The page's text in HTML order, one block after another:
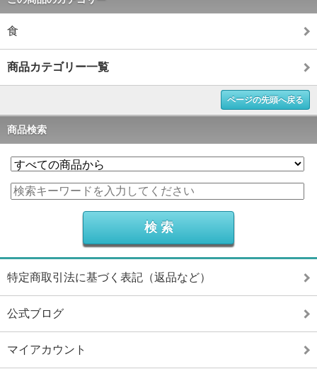
食
商品カテゴリー一覧
ページの先頭へ戻る
商品検索
特定商取引法に基づく表記（返品など）
公式ブログ
マイアカウント